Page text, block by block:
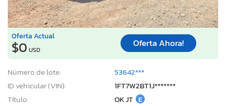
Oferta Actual
$0 USD
Oferta Ahora!
Número de lote:
53642***
ID vehicular (VIN):
1FT7W2BT1J*******
Título:
OK JT E